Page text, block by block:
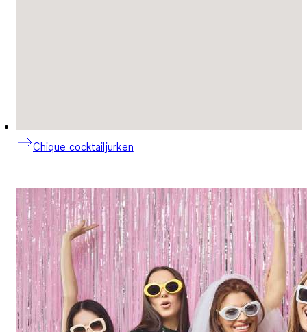
Chique cocktailjurken